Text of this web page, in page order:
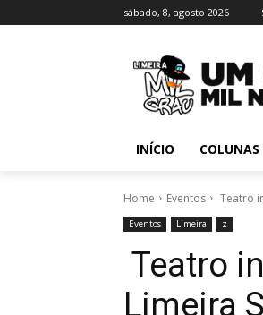
sábado, 8, agosto 2026
INÍCIO COLUNAS
Home Eventos Teatro
Eventos Limeira z
Teatro
Limeira